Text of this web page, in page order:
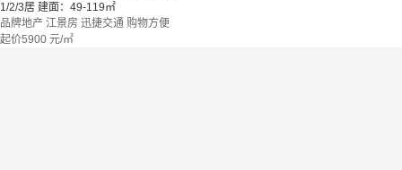
1/2/3居 建面：49-119㎡
品牌地产 江景房 迅捷交通 购物方便
起价5900 元/㎡